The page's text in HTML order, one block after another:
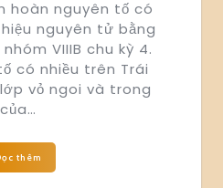
hoàn nguyên tố có
nguyên tử bằng
VIIIB chu kỳ 4.
có nhiều trên Trái
vỏ ngoi và trong
của…
thêm